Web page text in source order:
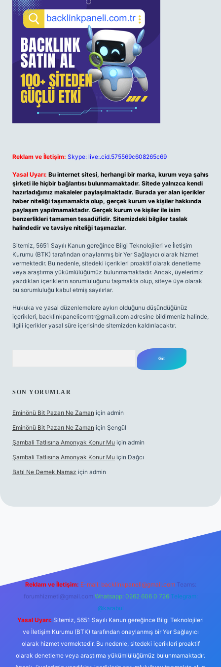
Reklam ve İletişim: Skype: live:.cid.575569c608265c69
Yasal Uyarı: Bu internet sitesi, herhangi bir marka, kurum veya şahıs
şirketi ile hiçbir bağlantısı bulunmamaktadır. Sitede yalnızca kendi
hazırladığımız makaleler paylaşılmaktadır. Burada yer alan içerikler
haber niteliği taşımamakta olup, gerçek kurum ve kişiler hakkında
paylaşım yapılmamaktadır. Gerçek kurum ve kişiler ile isim
benzerlikleri tamamen tesadüfidir. Sitemizdeki bilgiler taslak
halindedir ve tavsiye niteliği taşımazlar.
Sitemiz, 5651 Sayılı Kanun gereğince Bilgi Teknolojileri ve İletişim
Kurumu (BTK) tarafından onaylanmış bir Yer Sağlayıcı olarak hizmet
vermektedir. Bu nedenle, sitedeki içerikleri proaktif olarak denetleme
veya araştırma yükümlülüğümüz bulunmamaktadır. Ancak, üyelerimiz
yazdıkları içeriklerin sorumluluğunu taşımakta olup, siteye üye olarak
bu sorumluluğu kabul etmiş sayılırlar.
Hukuka ve yasal düzenlemelere aykırı olduğunu düşündüğünüz
içerikleri, backlinkpanelicomtr@gmail.com adresine bildirmeniz halinde,
ilgili içerikler yasal süre içerisinde sitemizden kaldırılacaktır.
SON YORUMLAR
Eminönü Bit Pazarı Ne Zaman için admin
Eminönü Bit Pazarı Ne Zaman için Şengül
Şambali Tatlısına Amonyak Konur Mu için admin
Şambali Tatlısına Amonyak Konur Mu için Dağcı
Batıl Ne Demek Namaz için admin
Reklam ve İletişim: E-mail: backlinkpaneli@gmail.com Teams:
forumhizmeti@gmail.com Whatsapp: 0262 606 0 726 Telegram:
@karabul
Yasal Uyarı: Sitemiz, 5651 Sayılı Kanun gereğince Bilgi Teknolojileri
ve İletişim Kurumu (BTK) tarafından onaylanmış bir Yer Sağlayıcı
olarak hizmet vermektedir. Bu nedenle, sitedeki içerikleri proaktif
olarak denetleme veya araştırma yükümlülüğümüz bulunmamaktadır.